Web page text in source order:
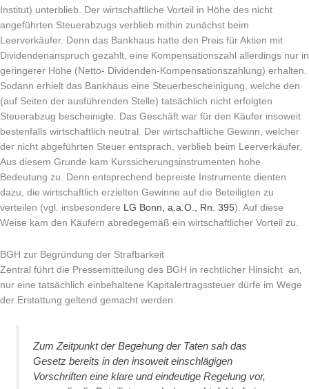
Institut) unterblieb. Der wirtschaftliche Vorteil in Höhe des nicht
angeführten Steuerabzugs verblieb mithin zunächst beim
Leerverkäufer. Denn das Bankhaus hatte den Preis für Aktien mit
Dividendenanspruch gezahlt, eine Kompensationszahl allerdings nur in
geringerer Höhe (Netto- Dividenden-Kompensationszahlung) erhalten.
Sodann erhielt das Bankhaus eine Steuerbescheinigung, welche den
(auf Seiten der ausführenden Stelle) tatsächlich nicht erfolgten
Steuerabzug bescheinigte. Das Geschäft war für den Käufer insoweit
bestenfalls wirtschaftlich neutral. Der wirtschaftliche Gewinn, welcher
der nicht abgeführten Steuer entsprach, verblieb beim Leerverkäufer.
Aus diesem Grunde kam Kurssicherungsinstrumenten hohe
Bedeutung zu. Denn entsprechend bepreiste Instrumente dienten
dazu, die wirtschaftlich erzielten Gewinne auf die Beteiligten zu
verteilen (vgl. insbesondere
LG Bonn, a.a.O., Rn. 395). Auf diese
Weise kam den Käufern abredegemäß ein wirtschaftlicher Vorteil zu.
BGH zur Begründung der Strafbarkeit
Zentral führt die Pressemitteilung des BGH in rechtlicher Hinsicht an,
nur eine tatsächlich einbehaltene Kapitalertragssteuer dürfe im Wege
der Erstattung geltend gemacht werden:
Zum Zeitpunkt der Begehung der Taten sah das
Gesetz bereits in den insoweit einschlägigen
Vorschriften eine klare und eindeutige Regelung vor,